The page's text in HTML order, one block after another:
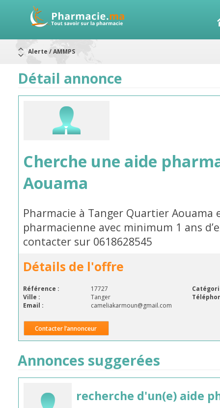
Alerte / AMMPS
Nouveau : Déclaration d'effets indésirables
ARRÊT DE COMMERCIALISATION
RAPPELS DE LOTS
Détail annonce
Cherche une aide
Aouama
Pharmacie à Tanger Quartier Aouama
pharmacienne avec minimum 1 ans
contacter sur 0618628545
Détails de l'offre
Référence : 17727
Ville :
Tanger
Email :
cameliakarmoun@gmail.com
Contacter l’annonceur
Annonces suggerées
recherche d'un(e) aide